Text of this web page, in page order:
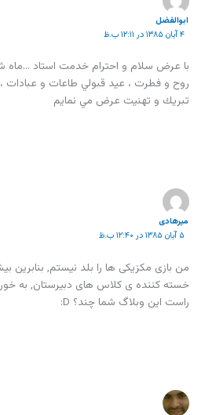
ابوالفضل
۴ آبان ۱۳۸۵ در ۱۲:۱۱ ب.ظ
با عرض سلام و احترام خدمت استاد …ماه
روح و فطرت ، عيد قبولي طاعات و
تبريك و تهنيت عرض مي نمايم
میرهادی
۵ آبان ۱۳۸۵ در ۱۲:۴۰ ب.ظ
من بازی مکزیکی ها را بلد نیستم, بنابرین
خسته کننده ی کلاس های دبیرستان, به
راست این وبلاگ شما چند؟ D: